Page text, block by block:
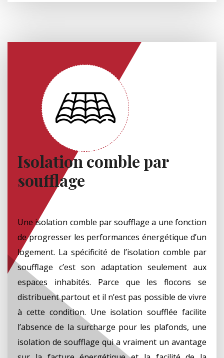
Isolation comble par
soufflage
Une isolation comble par soufflage a une fonction
de progresser les performances énergétique d’un
logement. La spécificité de l’isolation comble par
soufflage c’est son adaptation seulement aux
espaces inhabités. Parce que les flocons se
distribuent partout et il n’est pas possible de vivre
à cette condition. Une isolation soufflée facilite
l’absence de la surcharge pour les plafonds, une
isolation de soufflage qui a vraiment un avantage